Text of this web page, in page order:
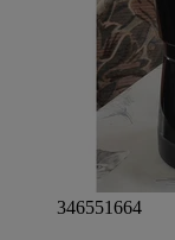
346551664